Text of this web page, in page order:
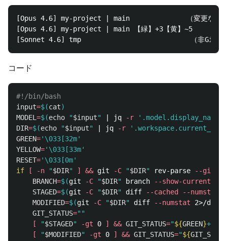
[Opus 4.6] my-project | main              （変更なしの
[Opus 4.6] my-project | main 【緑】+3【黄】~5    （
コード
#!/bin/bash
input=$(cat)
MODEL =$(echo "$input" | jq -r
'.model.display_name
DIR=$(echo "$input" | jq -r
GREEN='\033[32m'
YELLOW='\033[33m'
RESET='\033[0m'
if
[ -n "$DIR" ] && git -C "$DIR" rev-parse
--git-
BRANCH=$(git -C "$DIR" branch --show-current
STAGED=$(git -C "$DIR" diff --cached --numstat
MODIFIED=$(git -C "$DIR" diff --numstat 2>/
GIT_STATUS=""
[
"$STAGED" -gt 0 ] && GIT_STATUS="${GREEN}+
[
"$MODIFIED" -gt 0 ] && GIT_STATUS="${